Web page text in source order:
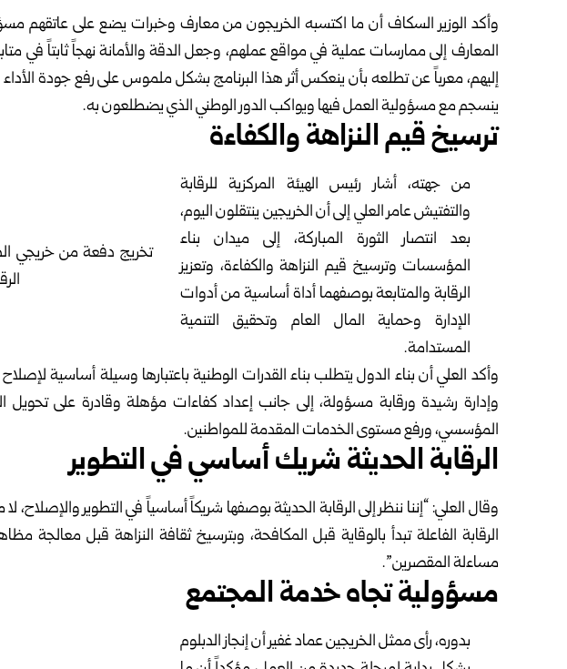
وأكد الوزير السكاف أن ما اكتسبه الخريجون من معارف وخبرات يضع على عاتقهم
المعارف إلى ممارسات عملية في مواقع عملهم، وجعل الدقة والأمانة نهجاً ثابتاً في
إليهم، معرباً عن تطلعه بأن ينعكس أثر هذا البرنامج بشكل ملموس على رفع جودة
ينسجم مع مسؤولية العمل فيها ويواكب الدور الوطني الذي يضطلعون به.
ترسيخ قيم النزاهة والكفاءة
من جهته، أشار رئيس الهيئة المركزية للرقابة
والتفتيش عامر العلي إلى أن الخريجين ينتقلون اليوم،
بعد انتصار الثورة المباركة، إلى ميدان بناء
المؤسسات وترسيخ قيم النزاهة والكفاءة، وتعزيز
الرقابة والمتابعة بوصفهما أداة أساسية من أدوات
الإدارة وحماية المال العام وتحقيق التنمية
المستدامة.
وأكد العلي أن بناء الدول يتطلب بناء القدرات الوطنية باعتبارها وسيلة أساسية
وإدارة رشيدة ورقابة مسؤولة، إلى جانب إعداد كفاءات مؤهلة وقادرة على تحويل
المؤسسي، ورفع مستوى الخدمات المقدمة للمواطنين.
الرقابة الحديثة شريك أساسي في التطوير
وقال العلي: “إننا ننظر إلى الرقابة الحديثة بوصفها شريكاً أساسياً في التطوير
الرقابة الفاعلة تبدأ بالوقاية قبل المكافحة، وبترسيخ ثقافة النزاهة قبل معالجة
مساءلة المقصرين”.
مسؤولية تجاه خدمة المجتمع
بدوره، رأى ممثل الخريجين عماد غفير أن إنجاز الدبلوم